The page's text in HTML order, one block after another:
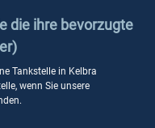
die ihre bevorzugte
Tankstelle in Kelbra
wenn Sie unsere